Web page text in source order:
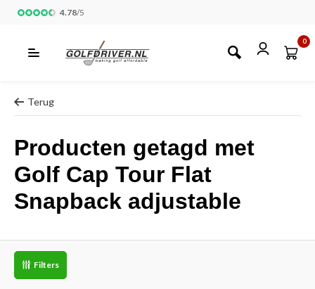
4.78/5
0
Terug
Producten getagd met
Golf Cap Tour Flat
Snapback adjustable
Filters